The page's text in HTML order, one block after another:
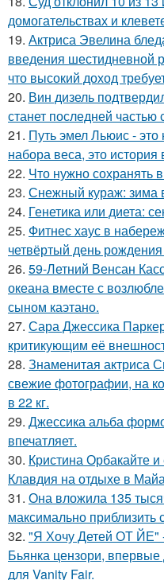
домогательствах и
19. Актриса Эвелина
введения шестидневной
что высокий доход
20. Вин дизель
станет последней частью
21. Путь эмел Льюис - это
набора веса, это
22. Что нужно сохранять
23. Снежный кураж: зима
24. Генетика или диета:
25. Фитнес хаус в
четвёртый день
26. 59-Летний Венсан
океана вместе с
сыном каэтано.
27. Сара Джессика
критикующим её
28. Знаменитая актриса
свежие фотографии, на
в 22 кг.
29. Джессика альба
впечатляет.
30. Кристина Орбакайте
Клавдия на отдыхе в
31. Она вложила 135
максимально приблизить
32. "Я Хочу Детей ОТ ЙЕ"
Бьянка цензори,
для Vanity Fair.